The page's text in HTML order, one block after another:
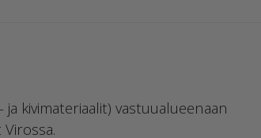
kivimateriaalit) vastuualueenaan